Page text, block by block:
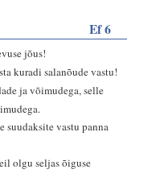
Ef 6
jõus!
kuradi salanõude vastu!
ja võimudega, selle
suudaksite vastu panna
olgu seljas õiguse